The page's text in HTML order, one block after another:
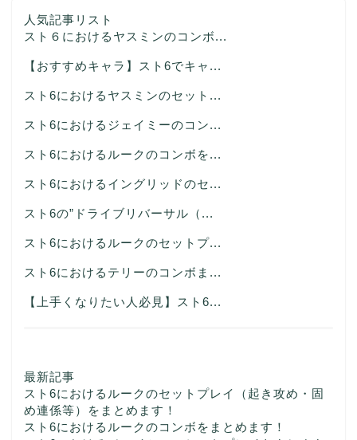
人気記事リスト
スト６におけるヤスミンのコンボ...
【おすすめキャラ】スト6でキャ...
スト6におけるヤスミンのセット...
スト6におけるジェイミーのコン...
スト6におけるルークのコンボを...
スト6におけるイングリッドのセ...
スト6の”ドライブリバーサル（...
スト6におけるルークのセットプ...
スト6におけるテリーのコンボま...
【上手くなりたい人必見】スト6...
最新記事
スト6におけるルークのセットプレイ（起き攻め・固
め連係等）をまとめます！
スト6におけるルークのコンボをまとめます！